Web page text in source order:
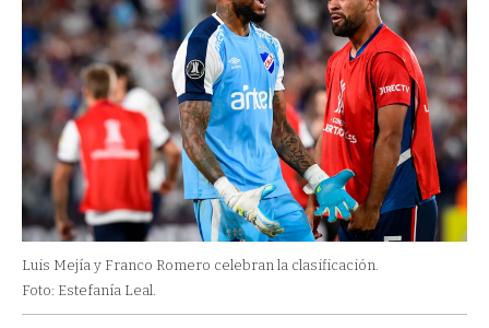
Luis Mejía y Franco Romero celebran la clasificación.
Foto: Estefanía Leal.